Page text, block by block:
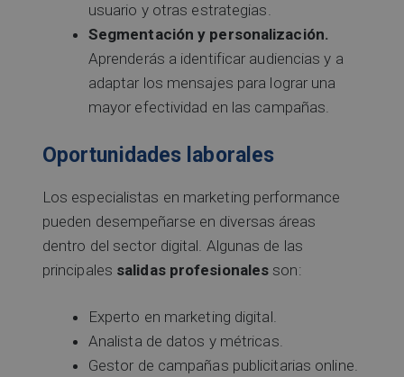
usuario y otras estrategias.
Segmentación y personalización.
Aprenderás a identificar audiencias y a
adaptar los mensajes para lograr una
mayor efectividad en las campañas.
Oportunidades laborales
Los especialistas en marketing performance
pueden desempeñarse en diversas áreas
dentro del sector digital. Algunas de las
principales salidas profesionales son:
Experto en marketing digital.
Analista de datos y métricas.
Gestor de campañas publicitarias online.